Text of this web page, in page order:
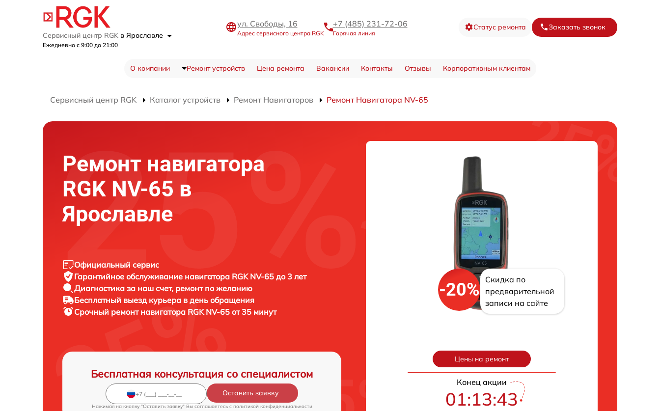
Сервисный центр RGK в Ярославле
Ежедневно с 9:00 до 21:00
ул. Свободы, 16
Адрес сервисного центра RGK
+7 (485) 231-72-06
Горячая линия
Статус ремонта Заказать звонок
О компании Ремонт устройств Цена ремонта Вакансии Контакты Отзывы Корпоративным клиентам
Сервисный центр RGK Каталог устройств Ремонт Навигаторов Ремонт Навигатора NV-65
Ремонт навигатора
RGK NV-65 в
Ярославле
Официальный сервис
Гарантийное обслуживание навигатора RGK NV-65 до 3 лет
Диагностика за наш счет, ремонт по желанию
Бесплатный выезд курьера в день обращения
Срочный ремонт навигатора RGK NV-65 от 35 минут
Бесплатная консультация со специалистом
Оставить заявку
Нажимая на кнопку "Оставить заявку" Вы соглашаетесь c политикой конфиденциальности
-20%
Скидка по
предварительной
записи на сайте
Цены на ремонт
Конец акции
01:13:43